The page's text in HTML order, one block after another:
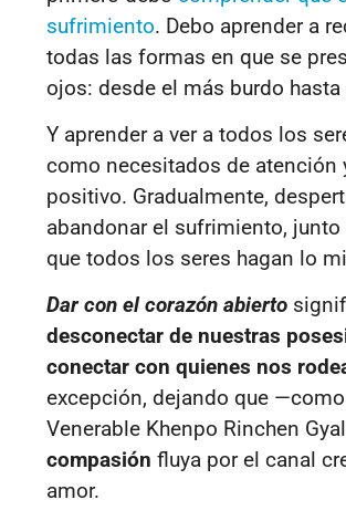
sufrimiento. Debo aprender a
todas las formas en que se
ojos: desde el más burdo
Y aprender a ver a todos los
como necesitados de atención
positivo. Gradualmente,
abandonar el sufrimiento,
que todos los seres hagan lo
Dar con el corazón abierto
desconectar de nuestras
conectar con quienes nos
excepción, dejando que
Venerable Khenpo Rinchen
compasión fluya por el canal
amor.